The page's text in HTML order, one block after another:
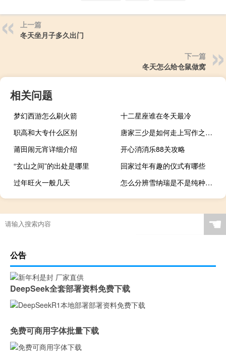
上一篇
冬天坐月子多久出门
下一篇
冬天怎么给仓鼠做窝
相关问题
梦幻西游怎么刷火箭
十二星座谁在冬天最冷
职高和大专什么区别
唐家三少是如何走上写作之路的
莆田闹元宵详细介绍
开心消消乐88关攻略
“玄山之间”的出处是哪里
回家过年有趣的仪式有哪些
过年旺火一般几天
怎么分辨雪纳瑞是不是纯种的啊
☚
公告
DeepSeek全套部署资料免费下载
免费可商用字体批量下载